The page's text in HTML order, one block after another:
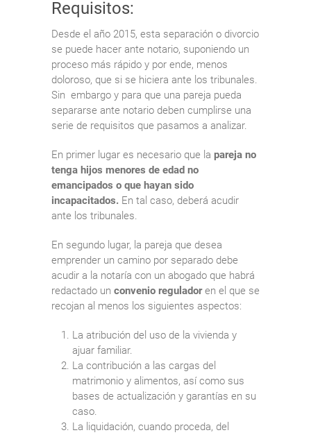
Requisitos:
Desde el año 2015, esta separación o divorcio
se puede hacer ante notario, suponiendo un
proceso más rápido y por ende, menos
doloroso, que si se hiciera ante los tribunales.
Sin embargo y para que una pareja pueda
separarse ante notario deben cumplirse una
serie de requisitos que pasamos a analizar.
En primer lugar es necesario que la pareja no
tenga hijos menores de edad no
emancipados o que hayan sido
incapacitados. En tal caso, deberá acudir
ante los tribunales.
En segundo lugar, la pareja que desea
emprender un camino por separado debe
acudir a la notaría con un abogado que habrá
redactado un convenio reguladoren el que se
recojan al menos los siguientes aspectos:
La atribución del uso de la vivienda y
ajuar familiar.
La contribución a las cargas del
matrimonio y alimentos, así como sus
bases de actualización y garantías en su
caso.
La liquidación, cuando proceda, del